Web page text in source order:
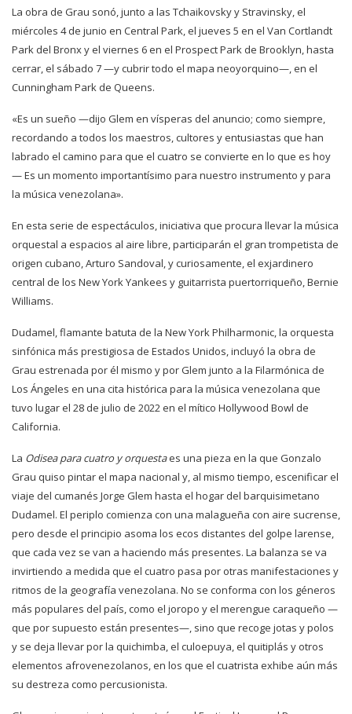
La obra de Grau sonó, junto a las Tchaikovsky y Stravinsky, el
miércoles 4 de junio en Central Park, el jueves 5 en el Van Cortlandt
Park del Bronx y el viernes 6 en el Prospect Park de Brooklyn, hasta
cerrar, el sábado 7 —y cubrir todo el mapa neoyorquino—, en el
Cunningham Park de Queens.
«Es un sueño —dijo Glem en vísperas del anuncio; como siempre,
recordando a todos los maestros, cultores y entusiastas que han
labrado el camino para que el cuatro se convierte en lo que es hoy
— Es un momento importantísimo para nuestro instrumento y para
la música venezolana».
En esta serie de espectáculos, iniciativa que procura llevar la música
orquestal a espacios al aire libre, participarán el gran trompetista de
origen cubano, Arturo Sandoval, y curiosamente, el exjardinero
central de los New York Yankees y guitarrista puertorriqueño, Bernie
Williams.
Dudamel, flamante batuta de la New York Philharmonic, la orquesta
sinfónica más prestigiosa de Estados Unidos, incluyó la obra de
Grau estrenada por él mismo y por Glem junto a la Filarmónica de
Los Ángeles en una cita histórica para la música venezolana que
tuvo lugar el 28 de julio de 2022 en el mítico Hollywood Bowl de
California.
La Odisea para cuatro y orquestaes una pieza en la que Gonzalo
Grau quiso pintar el mapa nacional y, al mismo tiempo, escenificar el
viaje del cumanés Jorge Glem hasta el hogar del barquisimetano
Dudamel. El periplo comienza con una malagueña con aire sucrense,
pero desde el principio asoma los ecos distantes del golpe larense,
que cada vez se van a haciendo más presentes. La balanza se va
invirtiendo a medida que el cuatro pasa por otras manifestaciones y
ritmos de la geografía venezolana. No se conforma con los géneros
más populares del país, como el joropo y el merengue caraqueño —
que por supuesto están presentes—, sino que recoge jotas y polos
y se deja llevar por la quichimba, el culoepuya, el quitiplás y otros
elementos afrovenezolanos, en los que el cuatrista exhibe aún más
su destreza como percusionista.